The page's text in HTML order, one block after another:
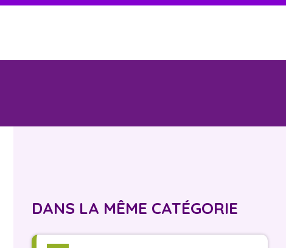
DANS LA MÊME CATÉGORIE